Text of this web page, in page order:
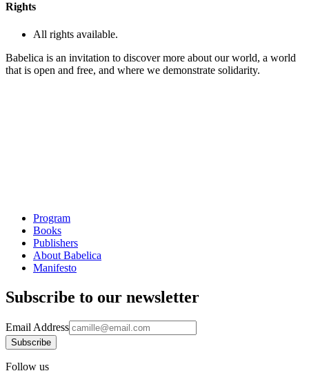
Rights
All rights available.
Babelica is an invitation to discover more about our world, a world
that is open and free, and where we demonstrate solidarity.
Program
Books
Publishers
About Babelica
Manifesto
Subscribe to our newsletter
Email Address
Follow us